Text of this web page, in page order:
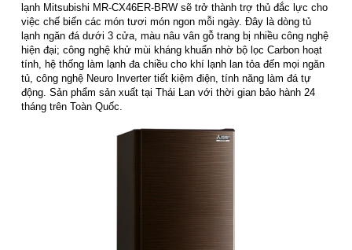
lạnh Mitsubishi MR-CX46ER-BRW sẽ trở thành trợ thủ đắc lực cho
việc chế biến các món tươi món ngon mỗi ngày. Đây là dòng tủ
lạnh ngăn đá dưới 3 cửa, màu nâu vân gỗ trang bị nhiều công nghệ
hiện đại; công nghệ khử mùi kháng khuẩn nhờ bộ lọc Carbon hoạt
tính, hệ thống làm lạnh đa chiều cho khí lạnh lan tỏa đến mọi ngăn
tủ, công nghệ Neuro Inverter tiết kiệm điện, tính năng làm đá tự
động. Sản phẩm sản xuất tại Thái Lan với thời gian bảo hành 24
tháng trên Toàn Quốc.